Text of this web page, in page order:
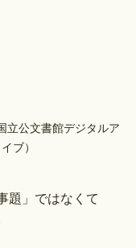
立公文書館デジタルア
ブ）
題」ではなくて